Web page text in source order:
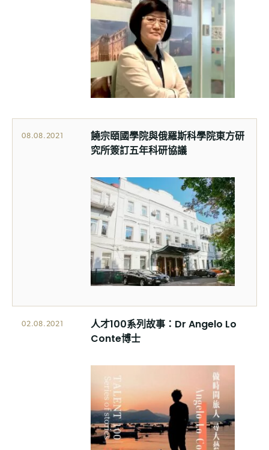
08.08.2021
饒宗頤國學院與俄羅斯科學院東方研
究所簽訂五年科研協議
02.08.2021
人才100系列故事：Dr Angelo Lo
Conte博士